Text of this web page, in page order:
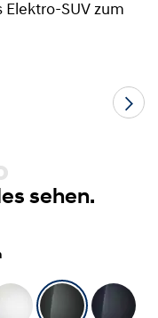
SUV zum
sehen.